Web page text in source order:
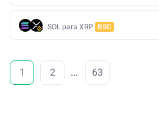
SOL para XRP BSC
1 2 ... 63